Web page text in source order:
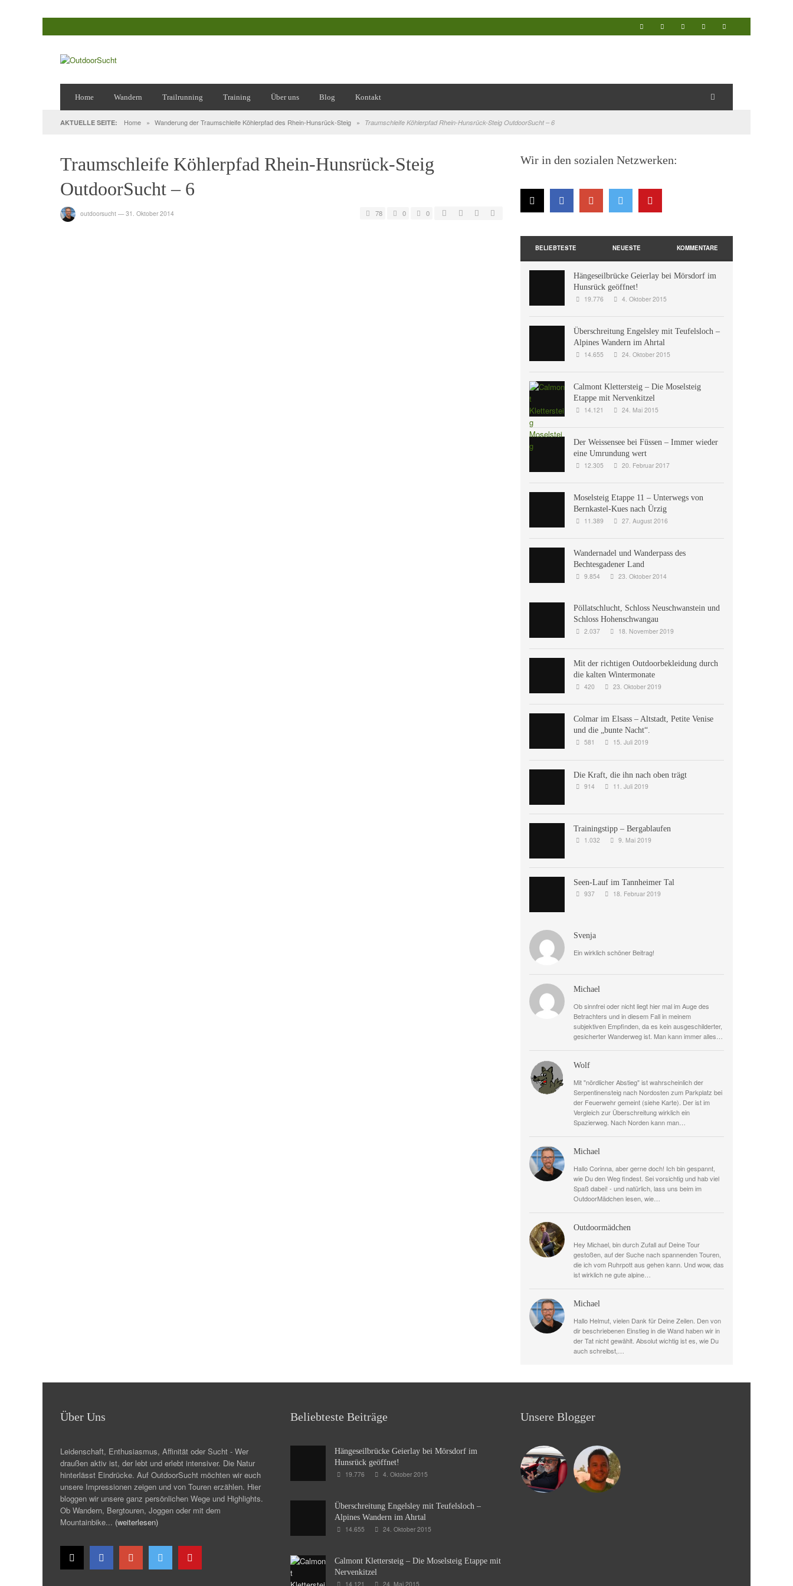
Home Wandern Trailrunning Training Über uns Blog Kontakt
AKTUELLE SEITE: Home » Wanderung der Traumschleife Köhlerpfad des Rhein-Hunsrück-Steig » Traumschleife Köhlerpfad Rhein-Hunsrück-Steig OutdoorSucht – 6
Traumschleife Köhlerpfad Rhein-Hunsrück-Steig
OutdoorSucht – 6
outdoorsucht — 31. Oktober 2014 78 0 0
Wir in den sozialen Netzwerken:
BELIEBTESTE NEUESTE KOMMENTARE
Hängeseilbrücke Geierlay bei Mörsdorf im
Hunsrück geöffnet!
19.776 4. Oktober 2015
Überschreitung Engelsley mit Teufelsloch –
Alpines Wandern im Ahrtal
14.655 24. Oktober 2015
Calmont Klettersteig – Die Moselsteig
Etappe mit Nervenkitzel
14.121 24. Mai 2015
Der Weissensee bei Füssen – Immer wieder
eine Umrundung wert
12.305 20. Februar 2017
Moselsteig Etappe 11 – Unterwegs von
Bernkastel-Kues nach Ürzig
11.389 27. August 2016
Wandernadel und Wanderpass des
Bechtesgadener Land
9.854 23. Oktober 2014
Pöllatschlucht, Schloss Neuschwanstein und
Schloss Hohenschwangau
2.037 18. November 2019
Mit der richtigen Outdoorbekleidung durch
die kalten Wintermonate
420 23. Oktober 2019
Colmar im Elsass – Altstadt, Petite Venise
und die „bunte Nacht“.
581 15. Juli 2019
Die Kraft, die ihn nach oben trägt
914 11. Juli 2019
Trainingstipp – Bergablaufen
1.032 9. Mai 2019
Seen-Lauf im Tannheimer Tal
937 18. Februar 2019
Svenja
Ein wirklich schöner Beitrag!
Michael
Ob sinnfrei oder nicht liegt hier mal im Auge des
Betrachters und in diesem Fall in meinem
subjektiven Empfinden, da es kein ausgeschilderter,
gesicherter Wanderweg ist. Man kann immer alles…
Wolf
Mit "nördlicher Abstieg" ist wahrscheinlich der
Serpentinensteig nach Nordosten zum Parkplatz bei
der Feuerwehr gemeint (siehe Karte). Der ist im
Vergleich zur Überschreitung wirklich ein
Spazierweg. Nach Norden kann man…
Michael
Hallo Corinna, aber gerne doch! Ich bin gespannt,
wie Du den Weg findest. Sei vorsichtig und hab viel
Spaß dabei! - und natürlich, lass uns beim im
OutdoorMädchen lesen, wie…
Outdoormädchen
Hey Michael, bin durch Zufall auf Deine Tour
gestoßen, auf der Suche nach spannenden Touren,
die ich vom Ruhrpott aus gehen kann. Und wow, das
ist wirklich ne gute alpine…
Michael
Hallo Helmut, vielen Dank für Deine Zeilen. Den von
dir beschriebenen Einstieg in die Wand haben wir in
der Tat nicht gewählt. Absolut wichtig ist es, wie Du
auch schreibst,…
Über Uns
Leidenschaft, Enthusiasmus, Affinität oder Sucht - Wer
draußen aktiv ist, der lebt und erlebt intensiver. Die Natur
hinterlässt Eindrücke. Auf OutdoorSucht möchten wir euch
unsere Impressionen zeigen und von Touren erzählen. Hier
bloggen wir unsere ganz persönlichen Wege und Highlights.
Ob Wandern, Bergtouren, Joggen oder mit dem
Mountainbike... (weiterlesen)
Beliebteste Beiträge
Hängeseilbrücke Geierlay bei Mörsdorf im
Hunsrück geöffnet!
19.776 4. Oktober 2015
Überschreitung Engelsley mit Teufelsloch –
Alpines Wandern im Ahrtal
14.655 24. Oktober 2015
Calmont Klettersteig – Die Moselsteig Etappe mit
Nervenkitzel
14.121 24. Mai 2015
Unsere Blogger